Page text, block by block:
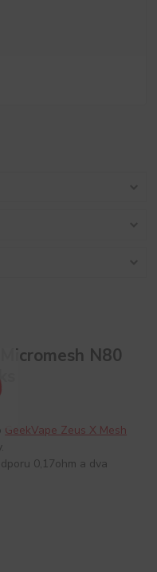
N80
GeekVape Zeus X Mesh
0,17ohm a dva